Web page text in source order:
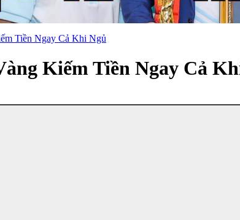
Tiền Ngay Cả Khi Ngủ
Kiếm Tiền Ngay Cả